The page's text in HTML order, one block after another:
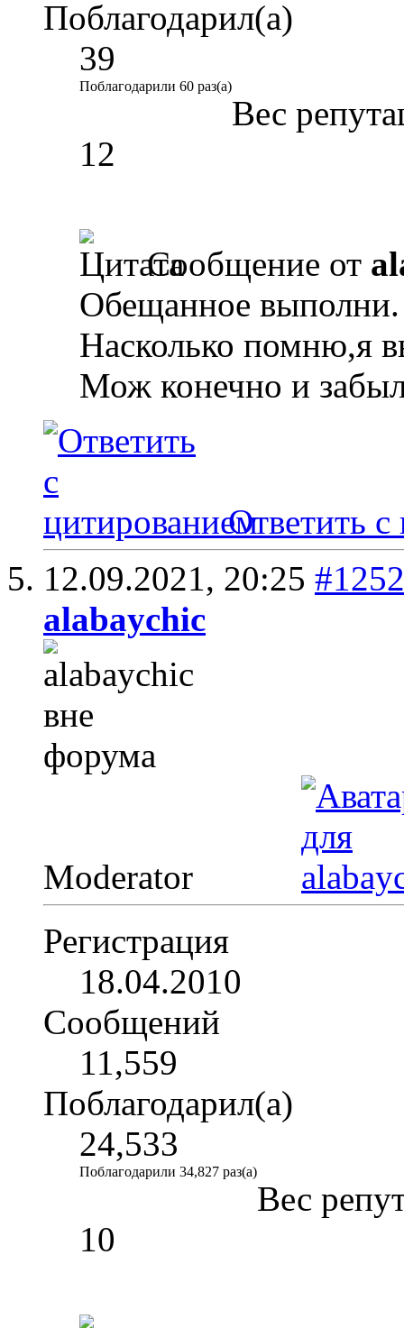
Поблагодарил(а)
39
Поблагодарили 60 раз(а)
Вес
12
Сообщение от
Обещанное выполни.
Насколько помню,я
Мож конечно и
Ответить с
12.09.2021, 20:25
alabaychic
Moderator
Регистрация
18.04.2010
Сообщений
11,559
Поблагодарил(а)
24,533
Поблагодарили 34,827 раз(а)
Вес
10